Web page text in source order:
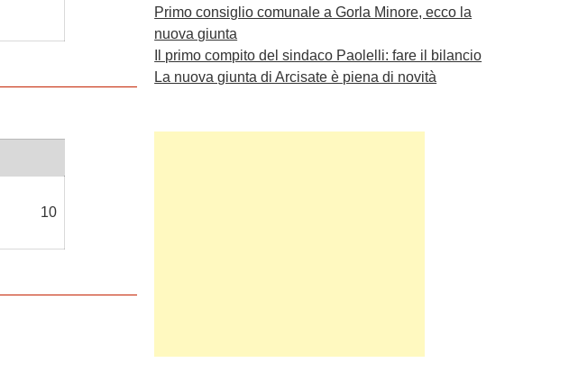
10
Primo consiglio comunale a Gorla Minore, ecco la
nuova giunta
Il primo compito del sindaco Paolelli: fare il bilancio
La nuova giunta di Arcisate è piena di novità